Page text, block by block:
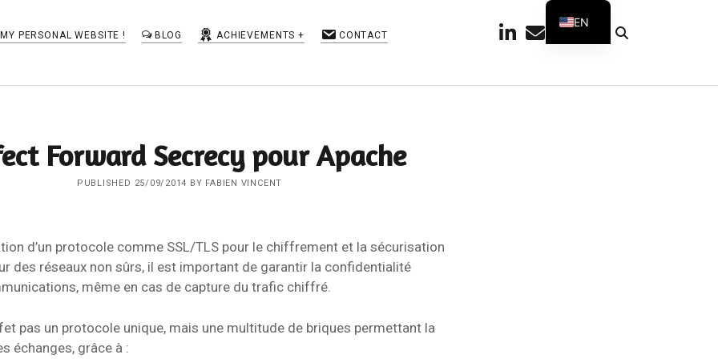
PERSONAL WEBSITE ! BLOG ACHIEVEMENTS CONTACT linkedin
emailgithubtelegram
Apache as-path-set BGPciscofail2ban
Flux RSSGoogleGoogle Reader
netflow NetworkNuméricablePerl Reader
ROARoundcuberoute maproute policy
Securitéself-hostingServeur Web
SMTPSSL syslog Tiny Tiny RSS
Forward Secrecy pour Apache
PUBLISHED 25/09/2014 BY FABIEN VINCENT
d’un protocole comme SSL/TLS pour le chiffrement et la sécurisation
des réseaux non sûrs, il est important de garantir la confidentialité
même en cas de capture du trafic chiffré.
pas un protocole unique, mais une multitude de briques permettant la
échanges, grâce à :
EN
FR